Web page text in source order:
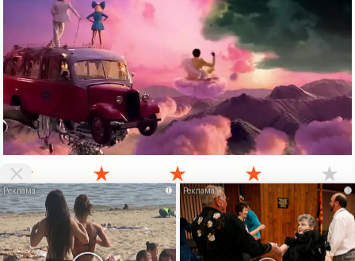
★ ★ ★ ★ ★
VKlipe.org - здесь можноскачать клипы бесплатнои смотреть клипы
онлайн без регистрации. На этой странице Вы можете
Скачать
бесплатно
или посмотреть этотклип онлайн
. Также есть много
других, не менее интересных клипов русских и зарубежных
i i